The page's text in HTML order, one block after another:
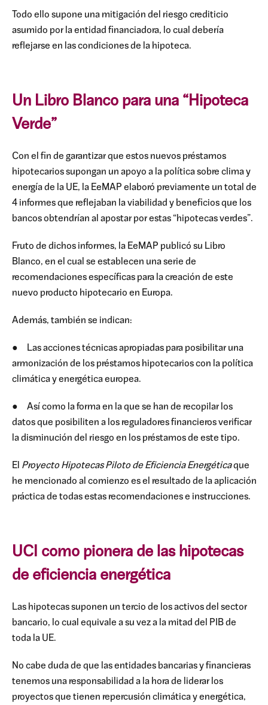
Todo ello supone una mitigación del riesgo crediticio
asumido por la entidad financiadora, lo cual debería
reflejarse en las condiciones de la hipoteca.
Un Libro Blanco para una “Hipoteca
Verde”
Con el fin de garantizar que estos nuevos préstamos
hipotecarios supongan un apoyo a la política sobre clima y
energía de la UE, la EeMAP elaboró previamente un total de
4 informes que reflejaban la viabilidad y beneficios que los
bancos obtendrían al apostar por estas “hipotecas verdes”.
Fruto de dichos informes, la EeMAP publicó su Libro
Blanco, en el cual se establecen una serie de
recomendaciones específicas para la creación de este
nuevo producto hipotecario en Europa.
Además, también se indican:
● Las acciones técnicas apropiadas para posibilitar una
armonización de los préstamos hipotecarios con la política
climática y energética europea.
● Así como la forma en la que se han de recopilar los
datos que posibiliten a los reguladores financieros verificar
la disminución del riesgo en los préstamos de este tipo.
El Proyecto Hipotecas Piloto de Eficiencia Energéticaque
he mencionado al comienzo es el resultado de la aplicación
práctica de todas estas recomendaciones e instrucciones.
UCI como pionera de las hipotecas
de eficiencia energética
Las hipotecas suponen un tercio de los activos del sector
bancario, lo cual equivale a su vez a la mitad del PIB de
toda la UE.
No cabe duda de que las entidades bancarias y financieras
tenemos una responsabilidad a la hora de liderar los
proyectos que tienen repercusión climática y energética,